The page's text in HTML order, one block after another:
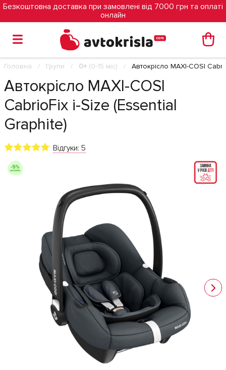
Безкоштовна доставка при замовлені від 7000 грн та оплаті
онлайн
Головна Групи 0+ (0-15 міс) Автокрісло MAXI-COSI
Автокрісло MAXI-COSI
CabrioFix i-Size (Essential
Graphite)
Відгуки: 5